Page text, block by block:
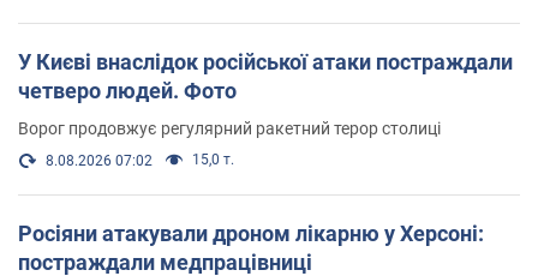
У Києві внаслідок російської атаки постраждали
четверо людей. Фото
Ворог продовжує регулярний ракетний терор столиці
8.08.2026 07:02 15,0 т.
Росіяни атакували дроном лікарню у Херсоні:
постраждали медпрацівниці